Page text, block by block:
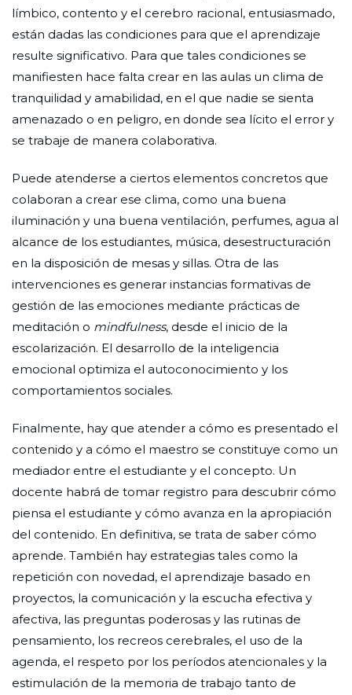
límbico, contento y el cerebro racional, entusiasmado,
están dadas las condiciones para que el aprendizaje
resulte significativo. Para que tales condiciones se
manifiesten hace falta crear en las aulas un clima de
tranquilidad y amabilidad, en el que nadie se sienta
amenazado o en peligro, en donde sea lícito el error y
se trabaje de manera colaborativa.
Puede atenderse a ciertos elementos concretos que
colaboran a crear ese clima, como una buena
iluminación y una buena ventilación, perfumes, agua al
alcance de los estudiantes, música, desestructuración
en la disposición de mesas y sillas. Otra de las
intervenciones es generar instancias formativas de
gestión de las emociones mediante prácticas de
meditación o mindfulness, desde el inicio de la
escolarización. El desarrollo de la inteligencia
emocional optimiza el autoconocimiento y los
comportamientos sociales.
Finalmente, hay que atender a cómo es presentado el
contenido y a cómo el maestro se constituye como un
mediador entre el estudiante y el concepto. Un
docente habrá de tomar registro para descubrir cómo
piensa el estudiante y cómo avanza en la apropiación
del contenido. En definitiva, se trata de saber cómo
aprende. También hay estrategias tales como la
repetición con novedad, el aprendizaje basado en
proyectos, la comunicación y la escucha efectiva y
afectiva, las preguntas poderosas y las rutinas de
pensamiento, los recreos cerebrales, el uso de la
agenda, el respeto por los períodos atencionales y la
estimulación de la memoria de trabajo tanto de